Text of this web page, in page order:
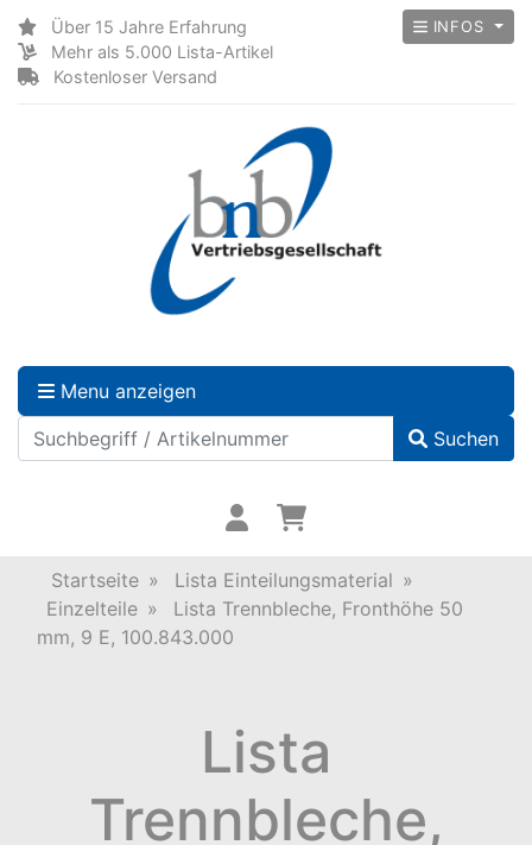
INFOS
Über 15 Jahre Erfahrung
Mehr als 5.000 Lista-Artikel
Kostenloser Versand
Menu anzeigen
Suchen
Startseite » Lista Einteilungsmaterial »
Einzelteile »
Lista Trennbleche, Fronthöhe 50
mm, 9 E, 100.843.000
Lista
Trennbleche,